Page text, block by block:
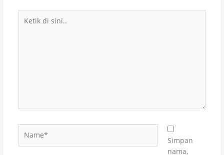
Simpan
nama,